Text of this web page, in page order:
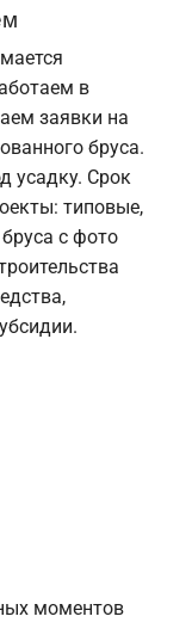
в
заявки на
бруса.
усадку. Срок
типовые,
с фото
моментов